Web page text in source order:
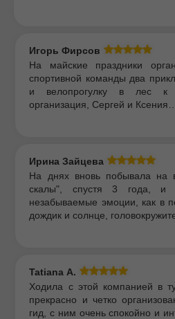
Игорь Фирсов
На майские праздники
спортивной команды два
и велопрогулку в лес к
организация, Сергей и Ксения…
Ирина Зайцева
На днях вновь побывала на
скалы", спустя 3 года, и
незабываемые эмоции, как в
дождик и солнце,
Tatiana А.
Ходила с этой компанией в
прекрасно и четко
гид, с ним очень спокойно и